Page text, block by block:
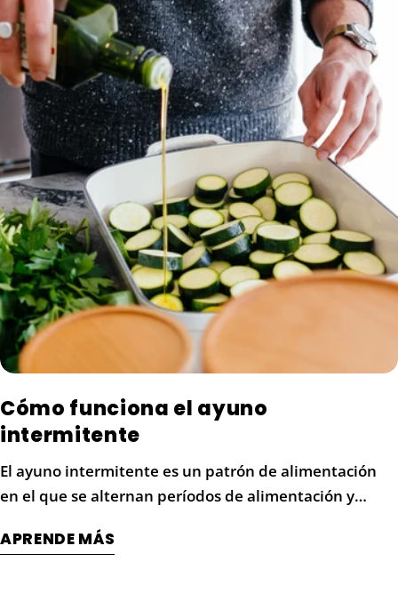
volver al juego:
Cómo funciona el ayuno
intermitente
El ayuno intermitente es un patrón de alimentación
en el que se alternan períodos de alimentación y
moderado incluyen el ayuno 16/8 (16 horas sin comida
APRENDE MÁS